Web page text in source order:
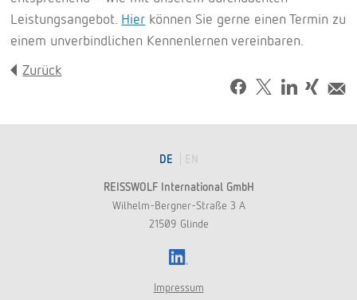
Leistungsangebot. Hier können Sie gerne einen Termin zu
einem unverbindlichen Kennenlernen vereinbaren.
Zurück
Facebook
TweetLinkedIn
Share
DE EN
REISSWOLF International GmbH
Wilhelm-Bergner-Straße 3 A
21509 Glinde
Impressum